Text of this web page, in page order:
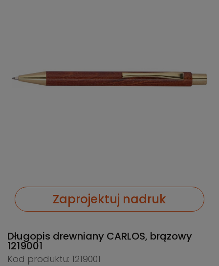
Zaprojektuj nadruk
Długopis drewniany CARLOS, brązowy
1219001
Kod produktu: 1219001